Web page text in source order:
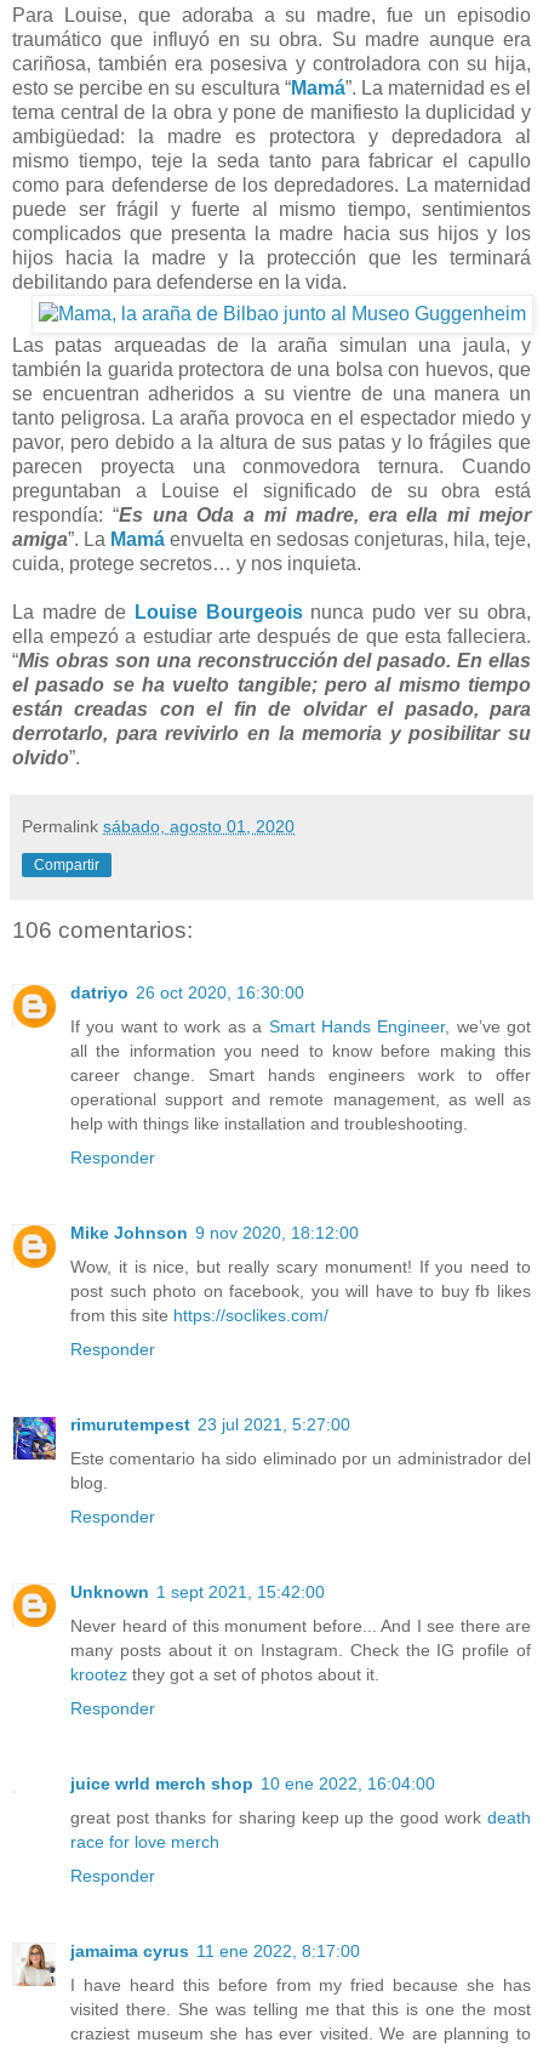
Para Louise, que adoraba a su madre, fue un episodio
traumático que influyó en su obra. Su madre aunque era
cariñosa, también era posesiva y controladora con su hija,
esto se percibe en su escultura “Mamá”. La maternidad es el
tema central de la obra y pone de manifiesto la duplicidad y
ambigüedad: la madre es protectora y depredadora al
mismo tiempo, teje la seda tanto para fabricar el capullo
como para defenderse de los depredadores. La maternidad
puede ser frágil y fuerte al mismo tiempo, sentimientos
complicados que presenta la madre hacia sus hijos y los
hijos hacia la madre y la protección que les terminará
debilitando para defenderse en la vida.
Las patas arqueadas de la araña simulan una jaula, y
también la guarida protectora de una bolsa con huevos, que
se encuentran adheridos a su vientre de una manera un
tanto peligrosa. La araña provoca en el espectador miedo y
pavor, pero debido a la altura de sus patas y lo frágiles que
parecen proyecta una conmovedora ternura. Cuando
preguntaban a Louise el significado de su obra está
respondía: “Es una Oda a mi madre, era ella mi mejor
amiga”. La Mamá envuelta en sedosas conjeturas, hila, teje,
cuida, protege secretos… y nos inquieta.
La madre de Louise Bourgeoisnunca pudo ver su obra,
ella empezó a estudiar arte después de que esta falleciera.
“Mis obras son una reconstrucción del pasado. En ellas
el pasado se ha vuelto tangible; pero al mismo tiempo
están creadas con el fin de olvidar el pasado, para
derrotarlo, para revivirlo en la memoria y posibilitar su
olvido”.
Permalink sábado, agosto 01, 2020
Compartir
106 comentarios:
datriyo 26 oct 2020, 16:30:00
If you want to work as a Smart Hands Engineer, we’ve got
all the information you need to know before making this
career change. Smart hands engineers work to offer
operational support and remote management, as well as
help with things like installation and troubleshooting.
Responder
Mike Johnson 9 nov 2020, 18:12:00
Wow, it is nice, but really scary monument! If you need to
post such photo on facebook, you will have to buy fb likes
from this site https://soclikes.com/
Responder
rimurutempest 23 jul 2021, 5:27:00
Este comentario ha sido eliminado por un administrador del
blog.
Responder
Unknown 1 sept 2021, 15:42:00
Never heard of this monument before... And I see there are
many posts about it on Instagram. Check the IG profile of
krootez they got a set of photos about it.
Responder
juice wrld merch shop 10 ene 2022, 16:04:00
great post thanks for sharing keep up the good work death
race for love merch
Responder
jamaima cyrus 11 ene 2022, 8:17:00
I have heard this before from my fried because she has
visited there. She was telling me that this is one the most
craziest museum she has ever visited. We are planning to